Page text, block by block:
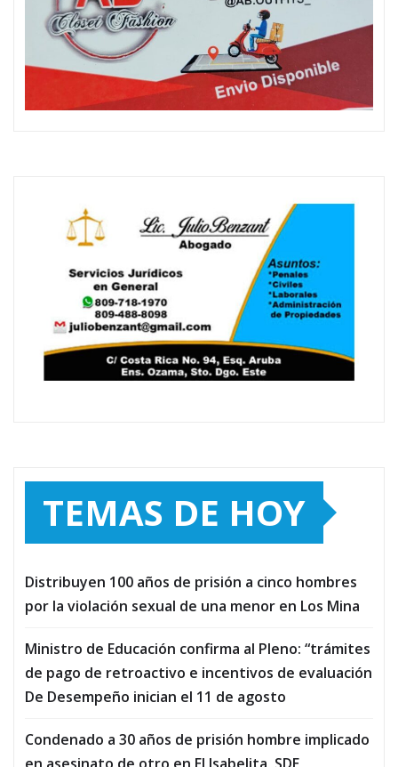
TEMAS DE HOY
Distribuyen 100 años de prisión a cinco hombres
por la violación sexual de una menor en Los Mina
Ministro de Educación confirma al Pleno: “trámites
de pago de retroactivo e incentivos de evaluación
De Desempeño inician el 11 de agosto
Condenado a 30 años de prisión hombre implicado